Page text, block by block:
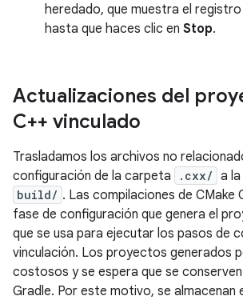
heredado, que muestra el
hasta que haces clic en Stop.
Actualizaciones del
C++ vinculado
Trasladamos los archivos no
configuración de la carpeta
.cxx/ a
build/ . Las compilaciones de CMake
fase de configuración que genera el
que se usa para ejecutar los pasos de
vinculación. Los proyectos generados
costosos y se espera que se conserven
Gradle. Por este motivo, se almacenan